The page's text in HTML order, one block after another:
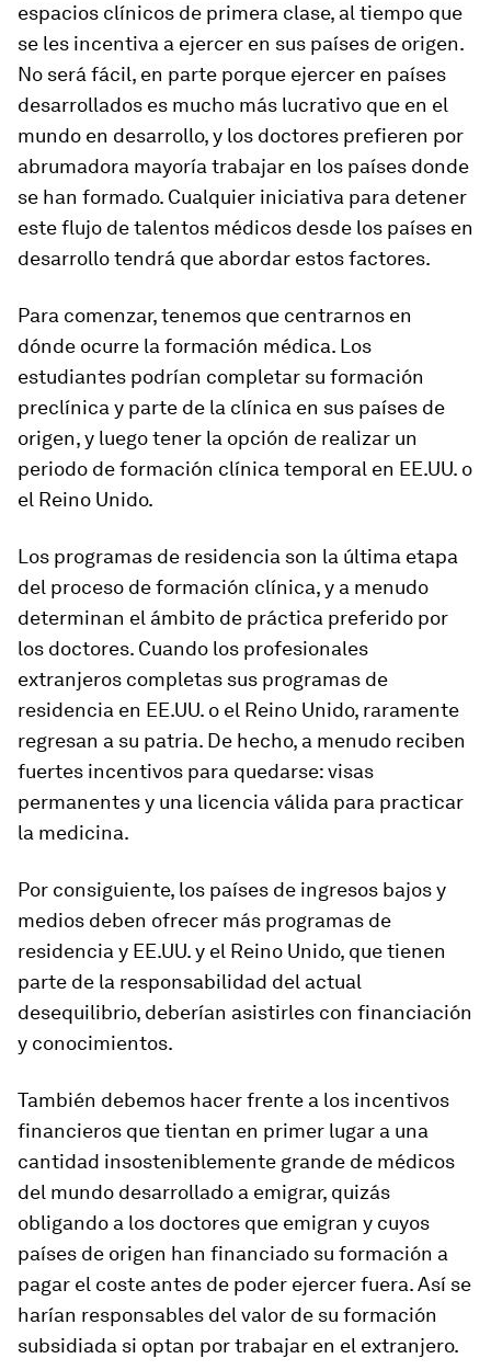
espacios clínicos de primera clase, al tiempo que
se les incentiva a ejercer en sus países de origen.
No será fácil, en parte porque ejercer en países
desarrollados es mucho más lucrativo que en el
mundo en desarrollo, y los doctores prefieren por
abrumadora mayoría trabajar en los países donde
se han formado. Cualquier iniciativa para detener
este flujo de talentos médicos desde los países en
desarrollo tendrá que abordar estos factores.
Para comenzar, tenemos que centrarnos en
dónde ocurre la formación médica. Los
estudiantes podrían completar su formación
preclínica y parte de la clínica en sus países de
origen, y luego tener la opción de realizar un
periodo de formación clínica temporal en EE.UU. o
el Reino Unido.
Los programas de residencia son la última etapa
del proceso de formación clínica, y a menudo
determinan el ámbito de práctica preferido por
los doctores. Cuando los profesionales
extranjeros completas sus programas de
residencia en EE.UU. o el Reino Unido, raramente
regresan a su patria. De hecho, a menudo reciben
fuertes incentivos para quedarse: visas
permanentes y una licencia válida para practicar
la medicina.
Por consiguiente, los países de ingresos bajos y
medios deben ofrecer más programas de
residencia y EE.UU. y el Reino Unido, que tienen
parte de la responsabilidad del actual
desequilibrio, deberían asistirles con financiación
y conocimientos.
También debemos hacer frente a los incentivos
financieros que tientan en primer lugar a una
cantidad insosteniblemente grande de médicos
del mundo desarrollado a emigrar, quizás
obligando a los doctores que emigran y cuyos
países de origen han financiado su formación a
pagar el coste antes de poder ejercer fuera. Así se
harían responsables del valor de su formación
subsidiada si optan por trabajar en el extranjero.